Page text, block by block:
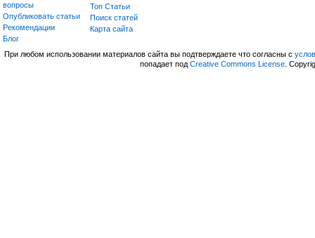
вопросы
Опубликовать статьи
Рекомендации
Блог
Топ Статьи
Поиск статей
Карта сайта
При любом использовании материалов сайта вы подтверждаете что согласны с
попадает под Creative Commons License.